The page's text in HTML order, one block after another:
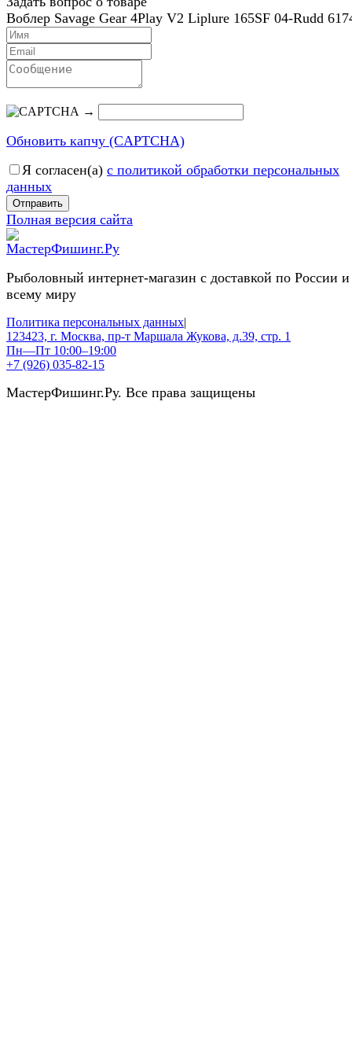
Воблер Savage Gear 4Play V2 Liplure 165SF 04-Rudd
→
Обновить капчу (CAPTCHA)
Я согласен(a) с политикой обработки персональных
данных
Отправить
Полная версия сайта
Рыболовный интернет-магазин с доставкой по России и
всему миру
Политика персональных данных|
123423, г. Москва, пр-т Маршала Жукова, д.39, стр. 1
Пн—Пт 10:00–19:00
+7 (926) 035-82-15
МастерФишинг.Ру. Все права защищены